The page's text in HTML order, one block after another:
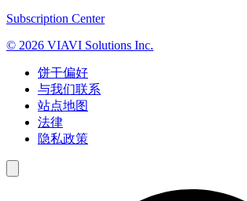
Subscription Center
© 2026 VIAVI Solutions Inc.
饼干偏好
与我们联系
站点地图
法律
隐私政策